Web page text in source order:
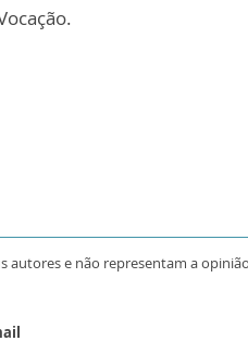
autores e não representam a